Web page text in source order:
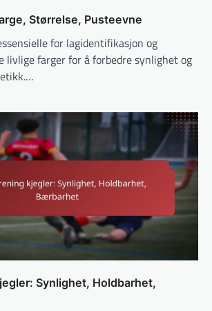
Størrelse, Pusteevne
for lagidentifikasjon og
livlige farger for å forbedre synlighet og
Synlighet, Holdbarhet,